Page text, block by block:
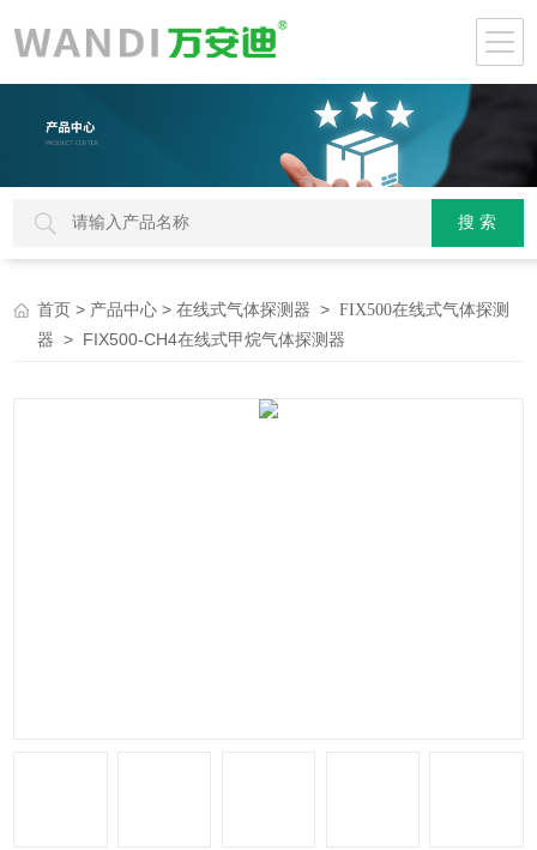
首页 > 产品中心 >在线式气体探测器 >FIX500在线式气体探测
器 > FIX500-CH4在线式甲烷气体探测器